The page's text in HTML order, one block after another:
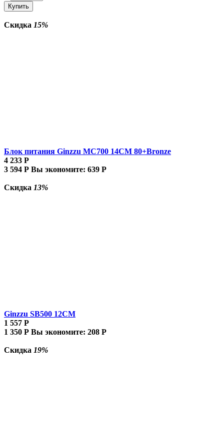
Купить
Скидка 15%
Блок питания Ginzzu MC700 14CM 80+Bronze
4 233 Р
3 594 Р Вы экономите: 639 Р
Скидка 13%
Ginzzu SB500 12CM
1 557 Р
1 350 Р Вы экономите: 208 Р
Скидка 19%